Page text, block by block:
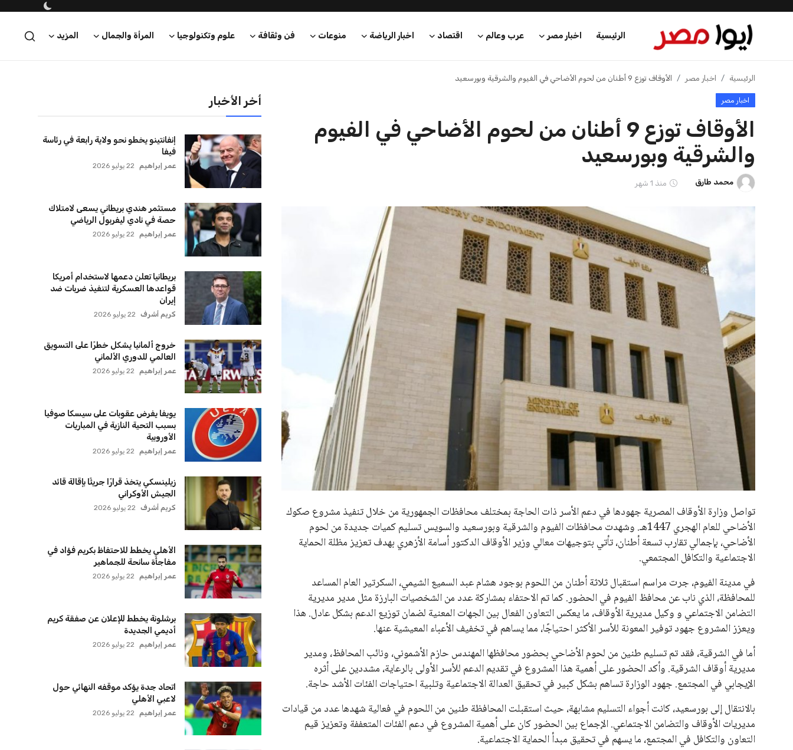
الرئيسية اخبار مصر عرب وعالم اقتصاد اخبار الرياضة منوعات فن وثقافة علوم وتكنولوجيا المرأة والجمال المزيد
الرئيسية
اخبار مصر
عرب وعالم
اخبار الرياضة
الرئيسية اخبار مصر الأوقاف توزع 9 أطنان من لحوم الأضاحي في الفيوم والشرقية وبورسعيد
اخبار مصر
الأوقاف توزع 9 أطنان من لحوم الأضاحي في الفيوم
والشرقية وبورسعيد
محمد طارق منذ 1 شهر
تواصل وزارة الأوقاف المصرية جهودها في دعم الأسر ذات الحاجة بمختلف محافظات الجمهورية من خلال تنفيذ مشروع صكوك
الأضاحي للعام الهجري 1447هـ. وشهدت محافظات الفيوم والشرقية وبورسعيد والسويس تسليم كميات جديدة من لحوم
الأضاحي، بإجمالي تقارب تسعة أطنان، تأتي بتوجيهات معالي وزير الأوقاف الدكتور أسامة الأزهري بهدف تعزيز مظلة الحماية
الاجتماعية والتكافل المجتمعي.
في مدينة الفيوم، جرت مراسم استقبال ثلاثة أطنان من اللحوم بوجود هشام عبد السميع الشيمي، السكرتير العام المساعد
للمحافظة، الذي ناب عن محافظ الفيوم في الحضور. كما تم الاحتفاء بمشاركة عدد من الشخصيات البارزة مثل مدير مديرية
التضامن الاجتماعي و وكيل مديرية الأوقاف، ما يعكس التعاون الفعال بين الجهات المعنية لضمان توزيع الدعم بشكل عادل. هذا
ويعزز المشروع جهود توفير المعونة للأسر الأكثر احتياجًا، مما يساهم في تخفيف الأعباء المعيشية عنها.
أما في الشرقية، فقد تم تسليم طنين من لحوم الأضاحي بحضور محافظها المهندس حازم الأشموني، ونائب المحافظ، ومدير
مديرية أوقاف الشرقية. وأكد الحضور على أهمية هذا المشروع في تقديم الدعم للأسر الأولى بالرعاية، مشددين على أثره
الإيجابي في المجتمع. جهود الوزارة تساهم بشكل كبير في تحقيق العدالة الاجتماعية وتلبية احتياجات الفئات الأشد حاجة.
بالانتقال إلى بورسعيد، كانت أجواء التسليم مشابهة، حيث استقبلت المحافظة طنين من اللحوم في فعالية شهدها عدد من قيادات
مديريات الأوقاف والتضامن الاجتماعي. الإجماع بين الحضور كان على أهمية المشروع في دعم الفئات المتعففة وتعزيز قيم
التعاون والتكافل في المجتمع، ما يسهم في تحقيق مبدأ الحماية الاجتماعية.
أخر الأخبار
إنفانتينو يخطو نحو ولاية رابعة في رئاسة
فيفا
عمر إبراهيم 22 يوليو 2026
مستثمر هندي بريطاني يسعى لامتلاك
حصة في نادي ليفربول الرياضي
عمر إبراهيم 22 يوليو 2026
بريطانيا تعلن دعمها لاستخدام أمريكا
قواعدها العسكرية لتنفيذ ضربات ضد
إيران
كريم أشرف 22 يوليو 2026
خروج ألمانيا يشكل خطرًا على التسويق
العالمي للدوري الألماني
عمر إبراهيم 22 يوليو 2026
يويفا يفرض عقوبات على سيسكا صوفيا
بسبب التحية النازية في المباريات
الأوروبية
عمر إبراهيم 22 يوليو 2026
زيلينسكي يتخذ قرارًا جريئًا بإقالة قائد
الجيش الأوكراني
كريم أشرف 22 يوليو 2026
الأهلي يخطط للاحتفاظ بكريم فؤاد في
مفاجأة سانحة للجماهير
عمر إبراهيم 22 يوليو 2026
برشلونة يخطط للإعلان عن صفقة كريم
أديمي الجديدة
عمر إبراهيم 22 يوليو 2026
اتحاد جدة يؤكد موقفه النهائي حول
لاعبي الأهلي
عمر إبراهيم 22 يوليو 2026